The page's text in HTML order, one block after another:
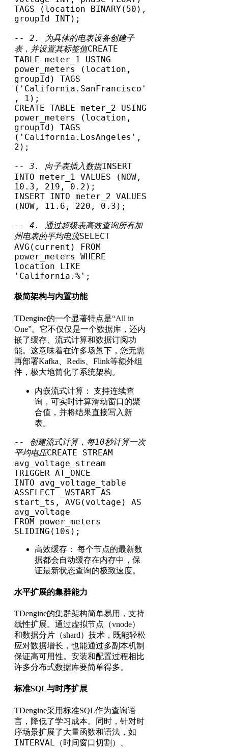
TAGS (location BINARY(50),
groupId INT);
-- 2. 为具体的电表设备创建子
表，并设置其标签值CREATE
TABLE meter_1 USING
power_meters (location,
groupId) TAGS
('California.SanFrancisco'
, 1);
CREATE TABLE meter_2 USING
power_meters (location,
groupId) TAGS
('California.LosAngeles',
2);
-- 3. 向子表插入数据INSERT
INTO meter_1 VALUES (NOW,
10.3, 219, 0.2);
INSERT INTO meter_2 VALUES
(NOW, 11.6, 220, 0.3);
-- 4. 通过超级表高效查询所有加
州电表的平均电流SELECT
AVG(current) FROM
power_meters WHERE
location LIKE
'California.%';
极简架构与内置功能
TDengine的一个显著特点是“All in
One”。它不仅仅是一个数据库，还内
嵌了缓存、流式计算和数据订阅功
能。这意味着在许多场景下，您无需
再部署Kafka、Redis、Flink等额外组
件，极大地简化了系统架构。
内嵌流式计算： 支持连续查
询，可实时计算滑动窗口的聚
合值，并将结果直接写入新
表。
-- 创建流式计算，每10秒计算一次
平均电压CREATE STREAM
avg_voltage_stream
TRIGGER AT_ONCE
INTO avg_voltage_table
ASSELECT _WSTART AS
start_ts, AVG(voltage) AS
avg_voltage
FROM power_meters
SLIDING(10s);
高效缓存： 每个节点的最新数
据都会自动缓存在内存中，保
证最新状态查询的极致速度。
水平扩展的集群能力
TDengine的集群架构简单易用，支持
线性扩展。通过虚拟节点（vnode）
和数据分片（shard）技术，既能轻松
应对数据增长，也能通过多副本机制
保证高可用性。安装和配置过程相比
许多分布式数据库要简单得多。
标准SQL与时序扩展
TDengine采用标准SQL作为查询语
言，降低了学习成本。同时，针对时
序场景扩展了大量函数和语法，如
INTERVAL （时间窗口切割）、